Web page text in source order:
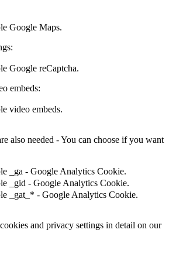
Google Maps.
Google reCaptcha.
embeds:
video embeds.
also needed - You can choose if you want
_ga - Google Analytics Cookie.
_gid - Google Analytics Cookie.
_gat_* - Google Analytics Cookie.
and privacy settings in detail on our